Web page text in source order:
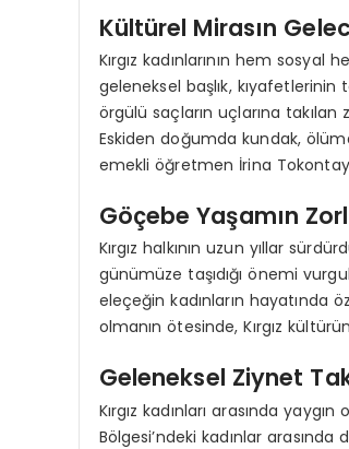
Kültürel Mirasın
Kırgız kadınlarının hem
geleneksel başlık,
örgülü saçların uçlarına takılan
Eskiden doğumda kundak,
emekli öğretmen İrina
Göçebe Yaşamın
Kırgız halkının uzun yıllar
günümüze taşıdığı önemi
eleçeğin kadınların hayatında
olmanın ötesinde, Kırgız
Geleneksel Ziynet
Kırgız kadınları arasında
Bölgesi’ndeki kadınlar